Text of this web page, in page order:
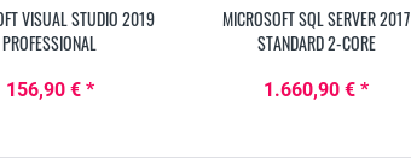
VISUAL STUDIO 2019
PROFESSIONAL
156,90 € *
MICROSOFT SQL SERVER 2017
STANDARD 2-CORE
1.660,90 € *